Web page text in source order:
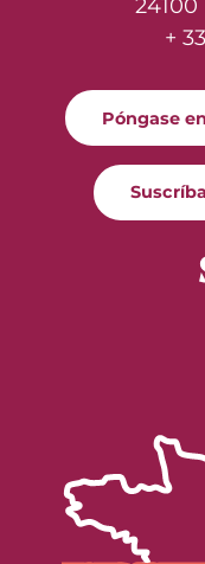
24100
+
Póngase